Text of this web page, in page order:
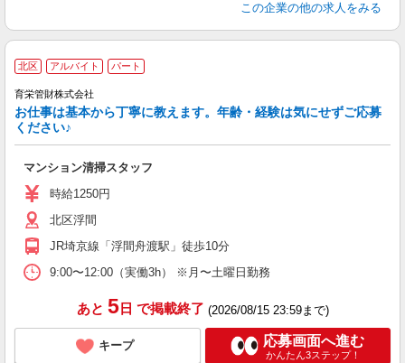
この企業の他の求人をみる
北区 アルバイト パート
育栄管財株式会社
お仕事は基本から丁寧に教えます。年齢・経験は気にせずご応募
ください♪
マンション清掃スタッフ
時給1250円
北区浮間
JR埼京線「浮間舟渡駅」徒歩10分
9:00〜12:00（実働3h） ※月〜土曜日勤務
あと 5日 で掲載終了 (2026/08/15 23:59まで)
キープ 応募画面へ進む
かんたん3ステップ！